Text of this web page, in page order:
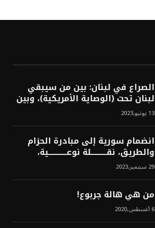
الصراع في لبنان: بين من سيبقي
لبنان تحت (الوصاية الأمريكية)، وبين
من سيخرج لبنان من النفق الغربي!
محمد محسن13 يونيو,2023
انضمام سورية إلى مبادرة الحزام
والطريق، نقــــــــــلة نوعــــــــــــية،
استراتيجية، تاريخية، نهائية، نحو
الشرق!محمد محسن29 سبتمبر,2023
من هي هالة جربوع!
6 أغسطس,2020